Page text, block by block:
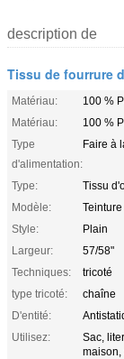
description de
Tissu de fourrure
Matériau:
100 %
Matériau:
100 %
Type
d'alimentation:
Faire à
Type:
Tissu
Modèle:
Teinture
Style:
Plain
Largeur:
57/58"
Techniques:
tricoté
type tricoté:
chaîne
D'entité:
Utilisez:
Sac,
maison,